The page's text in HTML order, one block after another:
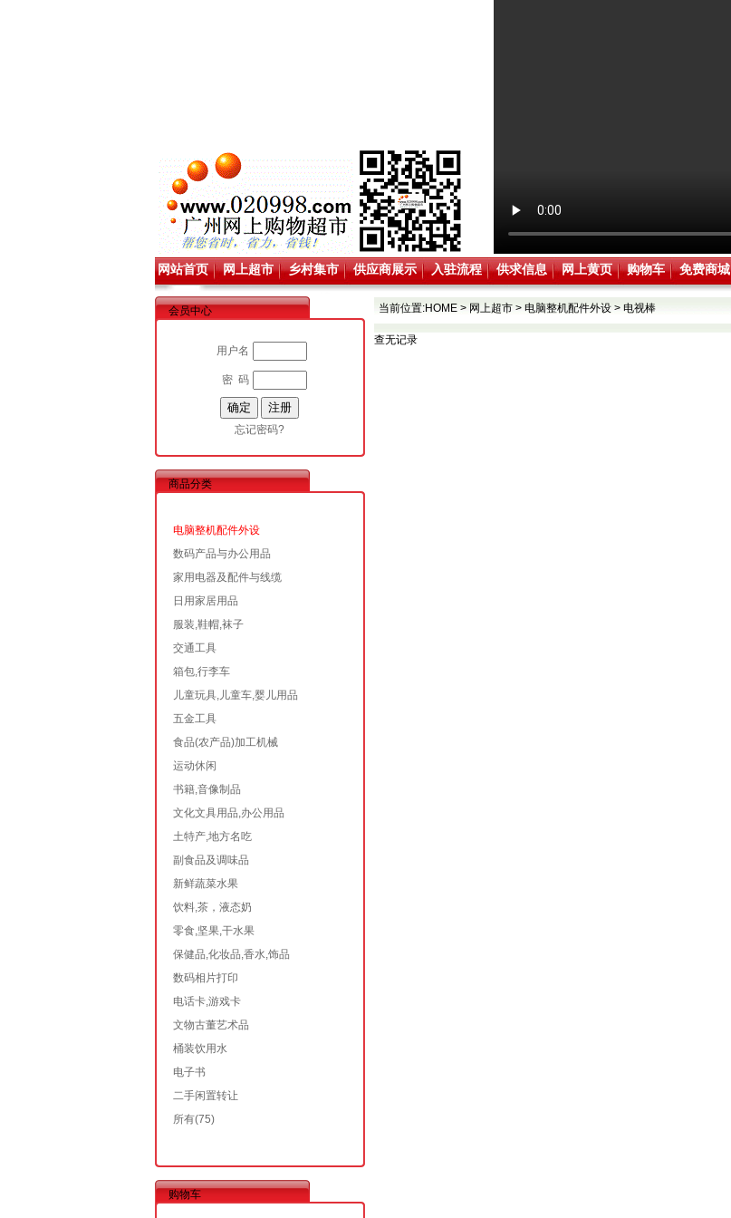
网站首页 网上超市 乡村集市 供应商展示 入驻流程 供求信息 网上黄页 购物车 免费商城
会员中心
用户名
密 码
忘记密码?
商品分类
电脑整机配件外设
数码产品与办公用品
家用电器及配件与线缆
日用家居用品
服装,鞋帽,袜子
交通工具
箱包,行李车
儿童玩具,儿童车,婴儿用品
五金工具
食品(农产品)加工机械
运动休闲
书籍,音像制品
文化文具用品,办公用品
土特产,地方名吃
副食品及调味品
新鲜蔬菜水果
饮料,茶，液态奶
零食,坚果,干水果
保健品,化妆品,香水,饰品
数码相片打印
电话卡,游戏卡
文物古董艺术品
桶装饮用水
电子书
二手闲置转让
所有(75)
购物车
当前位置:HOME> 网上超市> 电脑整机配件外设> 电视棒
查无记录